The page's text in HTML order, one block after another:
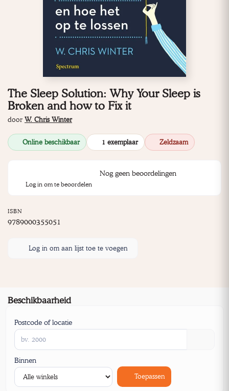
The Sleep Solution: Why Your Sleep is
Broken and how to Fix it
door W. Chris Winter
Online beschikbaar 1 exemplaar Zeldzaam
Nog geen beoordelingen
Log in om te beoordelen
ISBN
9789000355051
Log in om aan lijst toe te voegen
Beschikbaarheid
Postcode of locatie
Binnen
Toepassen